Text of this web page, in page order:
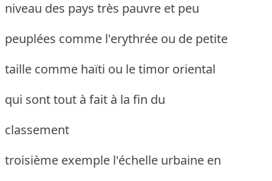
niveau des pays très pauvre et peu
peuplées comme l'erythrée ou de petite
taille comme haïti ou le timor oriental
qui sont tout à fait à la fin du
classement
troisième exemple l'échelle urbaine en